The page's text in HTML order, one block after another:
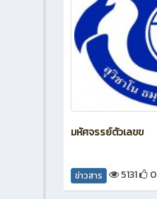
มหัศจรรย์ตัวเลขข
ข่าวสาร 5131 0